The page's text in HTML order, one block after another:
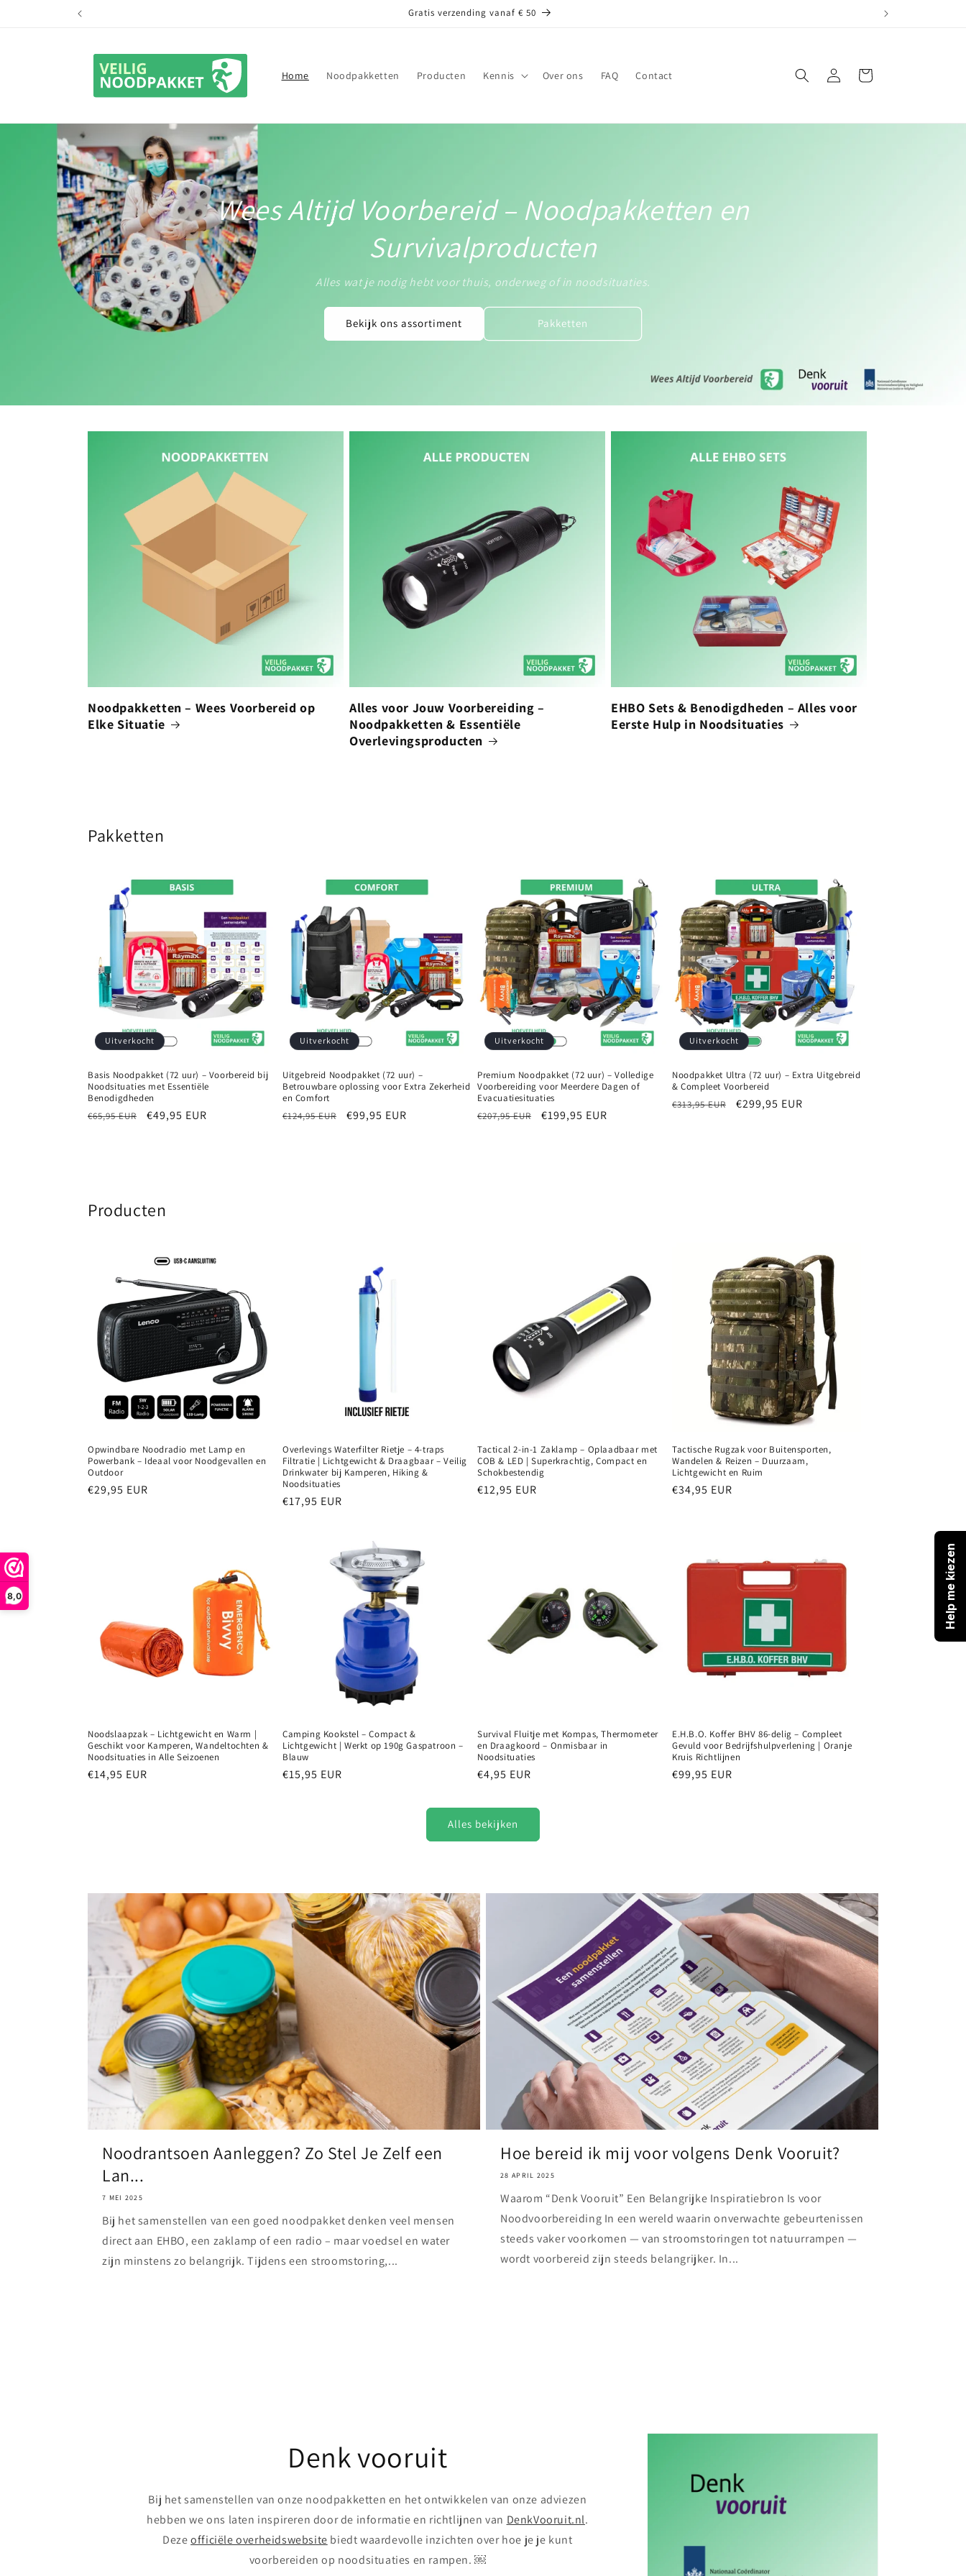
8,0
Gratis verzending vanaf € 50
Home Noodpakketten Producten Kennis Over ons FAQ Contact InloggenWinkelwagen
Wees Altijd Voorbereid – Noodpakketten en
Survivalproducten
Alles wat je nodig hebt voor thuis, onderweg of in noodsituaties.
Bekijk ons assortiment Pakketten
Noodpakketten – Wees Voorbereid op
Elke Situatie
Alles voor Jouw Voorbereiding –
Noodpakketten & Essentiële
Overlevingsproducten
EHBO Sets & Benodigdheden – Alles voor
Eerste Hulp in Noodsituaties
Pakketten
Uitverkocht
Basis Noodpakket (72 uur) – Voorbereid bij
Noodsituaties met Essentiële
Benodigdheden
Normale
€65,95 EUR Aanbiedingsprijs
€49,95 EUR
Uitverkocht
Uitgebreid Noodpakket (72 uur) –
Betrouwbare oplossing voor Extra Zekerheid
en Comfort
Normale
€124,95 EUR Aanbiedingsprijs
€99,95 EUR
Uitverkocht
Premium Noodpakket (72 uur) – Volledige
Voorbereiding voor Meerdere Dagen of
Evacuatiesituaties
Normale
€207,95 EUR Aanbiedingsprijs
€199,95 EUR
Uitverkocht
Noodpakket Ultra (72 uur) – Extra Uitgebreid
& Compleet Voorbereid
Normale
€313,95 EUR Aanbiedingsprijs
€299,95 EUR
Producten
Opwindbare Noodradio met Lamp en
Powerbank – Ideaal voor Noodgevallen en
Outdoor
Normale
€29,95 EUR
Overlevings Waterfilter Rietje – 4-traps
Filtratie | Lichtgewicht & Draagbaar – Veilig
Drinkwater bij Kamperen, Hiking &
Noodsituaties
Normale
€17,95 EUR
Tactical 2-in-1 Zaklamp – Oplaadbaar met
COB & LED | Superkrachtig, Compact en
Schokbestendig
Normale
€12,95 EUR
Tactische Rugzak voor Buitensporten,
Wandelen & Reizen – Duurzaam,
Lichtgewicht en Ruim
Normale
€34,95 EUR
Noodslaapzak – Lichtgewicht en Warm |
Geschikt voor Kamperen, Wandeltochten &
Noodsituaties in Alle Seizoenen
Normale
€14,95 EUR
Camping Kookstel – Compact &
Lichtgewicht | Werkt op 190g Gaspatroon –
Blauw
Normale
€15,95 EUR
Survival Fluitje met Kompas, Thermometer
en Draagkoord – Onmisbaar in
Noodsituaties
Normale
€4,95 EUR
E.H.B.O. Koffer BHV 86-delig – Compleet
Gevuld voor Bedrijfshulpverlening | Oranje
Kruis Richtlijnen
Normale
€99,95 EUR
Alles bekijken
Noodrantsoen Aanleggen? Zo Stel Je Zelf een
Lan...
7 MEI 2025
Bij het samenstellen van een goed noodpakket denken veel mensen
direct aan EHBO, een zaklamp of een radio – maar voedsel en water
zijn minstens zo belangrijk. Tijdens een stroomstoring,...
Hoe bereid ik mij voor volgens Denk Vooruit?
28 APRIL 2025
Waarom “Denk Vooruit” Een Belangrijke Inspiratiebron Is voor
Noodvoorbereiding In een wereld waarin onverwachte gebeurtenissen
steeds vaker voorkomen — van stroomstoringen tot natuurrampen —
wordt voorbereid zijn steeds belangrijker. In...
Denk vooruit
Bij het samenstellen van onze noodpakketten en het ontwikkelen van onze adviezen
hebben we ons laten inspireren door de informatie en richtlijnen van DenkVooruit.nl.
Dezeofficiële overheidswebsite biedt waardevolle inzichten over hoe je je kunt
voorbereiden op noodsituaties en rampen. ￼
Help me kiezen